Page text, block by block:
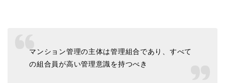
マンション管理の主体は管理組合であり、すべて
の組合員が高い管理意識を持つべき